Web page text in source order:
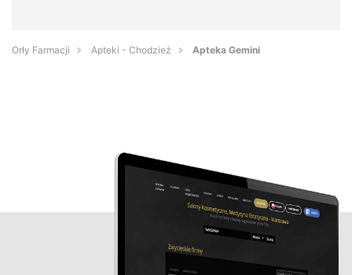
Orły Farmacji Apteki - Chodzież Apteka Gemini